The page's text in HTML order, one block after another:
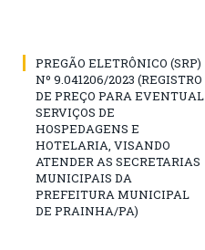
PREGÃO ELETRÔNICO (SRP)
Nº 9.041206/2023 (REGISTRO
DE PREÇO PARA EVENTUAL
SERVIÇOS DE
HOSPEDAGENS E
HOTELARIA, VISANDO
ATENDER AS SECRETARIAS
MUNICIPAIS DA
PREFEITURA MUNICIPAL
DE PRAINHA/PA)